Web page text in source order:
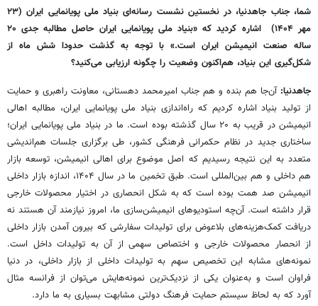
شما، جناب جاهدنیا، درنخستین نشست رسانه‌ای بنیاد ملی پویانمایی ایران (۲۳
مهر ۱۴۰۴) اشاره کردید که «بنیاد ملی پویانمایی ایران حاصل مطالبه جدی ۲۰
ساله صنعت انیمیشن ایران است.» با توجه به گذشت حدودا شش ماه از
شکل‌گیری این بنیاد، هم‌اکنون وضعیت را چگونه ارزیابی می‌کنید؟‌
جاهدنیا: آن‌جا هم بنده و هم جناب امیرمحمد دهستانی، معاونت راهبری و حمایت
از تولید بنیاد اشاره کردیم که راه‌اندازی بنیاد ملی پویانمایی ایران، مطالبه اهالی
انیمیشن در قریب به ۲۰ سال گذشته بوده است. ما در بنیاد ملی پویانمایی ایران؛
ساختاری جدید در نظام حکمرانی فرهنگی کشور، طی برگزاری جلسات هم‌اندیشی
متعدد به این نتیجه رسیدیم که اصل موضوع برای اهالی انیمیشن، توسعه بازار
هم داخلی و هم بین‌المللی است. طبق تخمین ما در سال ۱۴۰۴، اندازه بازار داخلی
انیمیشن صد همت بوده است که به شکل انحصاری در اختیار محصولات خارجی
قرار داشته است. آن‌چه استودیوهای انیمیشن‌سازی ما، امروز نیازمند آن هستند نه
دریافت کمک‌هزینه‌های بلاعوض برای تولیدات سفارشی که بیرون آمدن بازار داخلی
از انحصار محصولات خارجی و اختصاص سهمی از آن به تولیدات داخل است.
نمونه‌های مشابه این تخصیص سهم به تولیدات داخلی از بازار داخلی، در دنیا
فراوان است و به‌عنوان یکی از نزدیک‌ترین نمونه‌هایش می‌توان از فرانسه مثال
آورد که به لحاظ سیستم حمایت فرهنگ دولتی مشابهت‌ بسیاری به ما دارد.